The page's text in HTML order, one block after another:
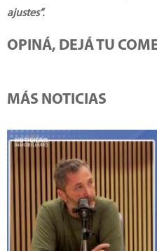
ajustes”.
OPINÁ, DEJÁ TU
MÁS NOTICIAS